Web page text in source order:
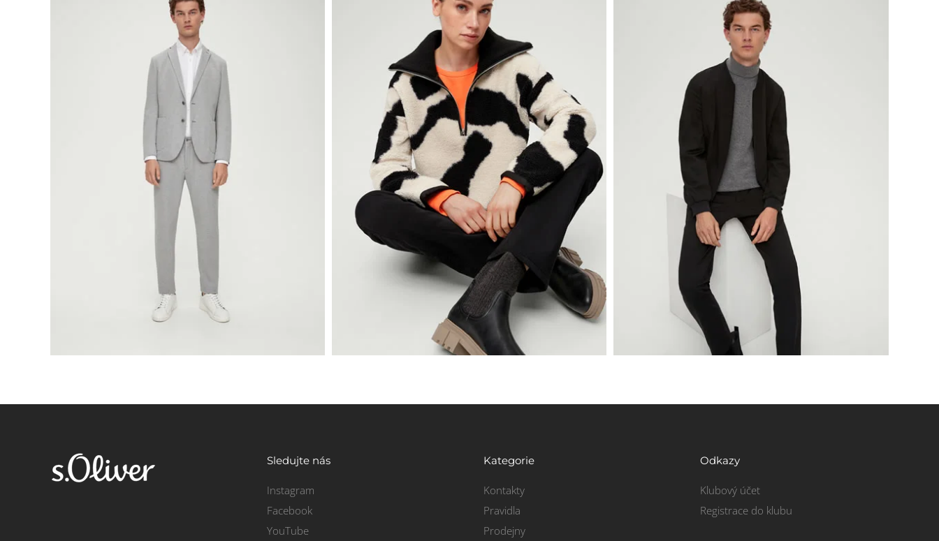
Sledujte nás
Instagram
Facebook
YouTube
Kategorie
Kontakty
Pravidla
Prodejny
Odkazy
Klubový účet
Registrace do klubu